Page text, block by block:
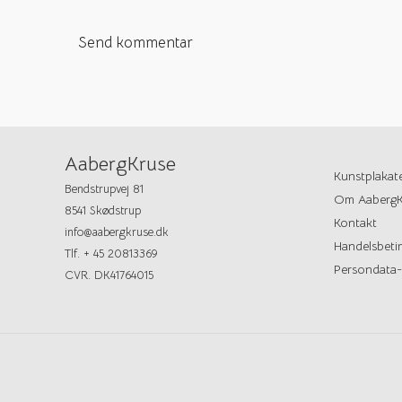
AabergKruse
Bendstrupvej 81
8541 Skødstrup
info@aabergkruse.dk
Tlf. + 45 20813369
CVR. DK41764015
Om
Kontakt